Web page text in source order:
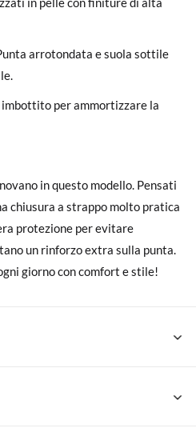
arrotondata e suola sottile
per ammortizzare la
in questo modello. Pensati
chiusura a strappo molto pratica
protezione per evitare
un rinforzo extra sulla punta.
giorno con comfort e stile!
standard costa 3,95 € e